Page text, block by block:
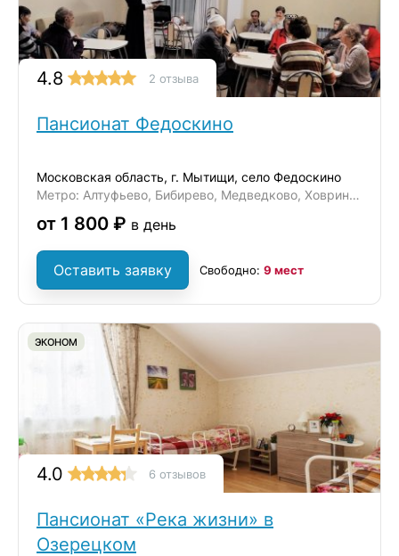
4.8 2 отзыва
Пансионат Федоскино
Московская область, г. Мытищи, село Федоскино
Метро: Алтуфьево, Бибирево, Медведково, Ховрино, Отрадное
от 1 800 ₽ в день
Оставить заявку Свободно: 9 мест
ЭКОНОМ
4.0 6 отзывов
Пансионат «Река жизни» в
Озерецком